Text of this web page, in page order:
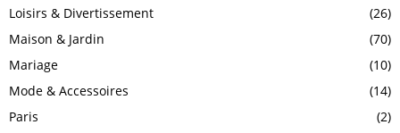
Loisirs & Divertissement
(26)
Maison & Jardin
(70)
Mariage
(10)
Mode & Accessoires
(14)
Paris
(2)